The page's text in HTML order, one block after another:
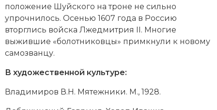
положение Шуйского на троне не сильно
упрочнилось. Осенью 1607 года в Россию
вторглись войска Лжедмитрия II. Многие
выжившие «болотниковцы» примкнули к новому
самозванцу.
В художественной культуре:
Владимиров В.Н. Мятежники. М., 1928.